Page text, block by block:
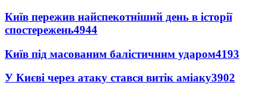
Київ пережив найспекотніший день в історії
спостережень4944
Київ під масованим балістичним ударом4193
У Києві через атаку стався витік аміаку3902